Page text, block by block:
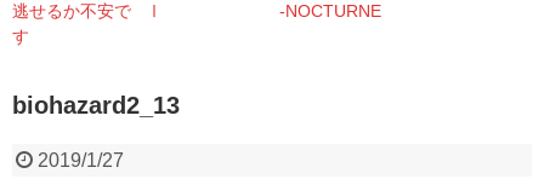
逃せるか不安で
す
Ⅰ
-NOCTURNE
biohazard2_13
2019/1/27